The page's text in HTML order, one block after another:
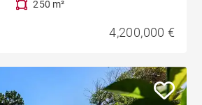
250 m²
4,200,000 €